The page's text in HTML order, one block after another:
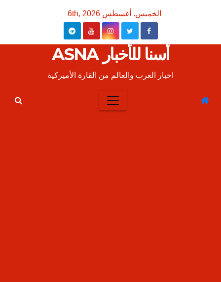
الخميس. أغسطس 6th, 2026
أسنا للأخبار ASNA
اخبار العرب والعالم من القارة الأميركية